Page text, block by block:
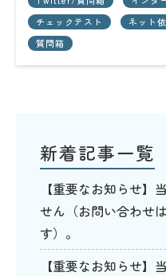
チェックテスト
ネット
質問箱
新着記事一覧
【重要なお知らせ】
せん（お問い合わせ
す）。
【重要なお知らせ】